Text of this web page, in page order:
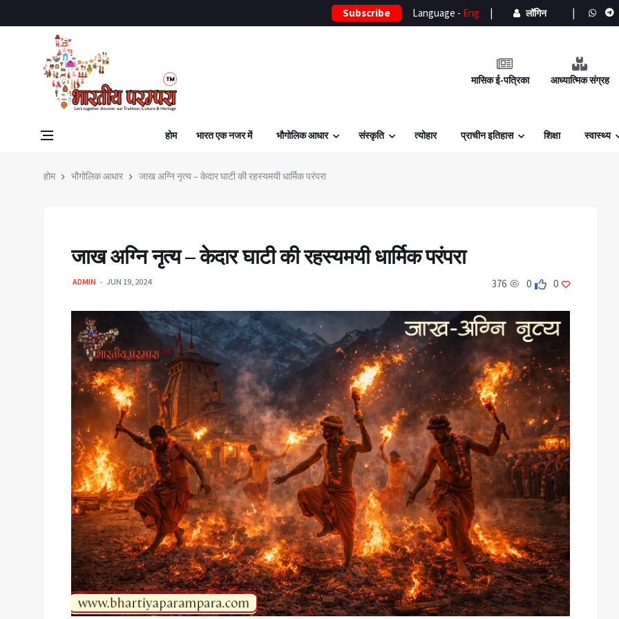
Subscribe Language - Eng | लॉगिन |
मासिक ई-पत्रिका आध्यात्मिक संग्रह
होम भारत एक नजर में भौगोलिक आधार संस्कृति त्योहार प्राचीन इतिहास शिक्षा स्वास्थ्य
होम भौगोलिक आधार जाख अग्नि नृत्य – केदार घाटी की रहस्यमयी धार्मिक परंपरा
जाख अग्नि नृत्य – केदार घाटी की रहस्यमयी धार्मिक परंपरा
ADMIN JUN 19, 2024